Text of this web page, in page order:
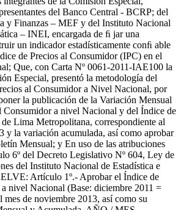
del Banco Central - BCRP; del
y Finanzas – MEF y del Instituto Nacional
– INEI, encargada de ﬁ jar una
un indicador estadísticamente conﬁ able
de Precios al Consumidor (IPC) en el
Que, con Carta Nº 0061-2011-IAE100 la
Especial, presentó la metodología del
al Consumidor a Nivel Nacional, por
la publicación de la Variación Mensual
Consumidor a nivel Nacional y del Índice de
Lima Metropolitana, correspondiente al
y la variación acumulada, así como aprobar
Mensual; y En uso de las atribuciones
6º del Decreto Legislativo Nº 604, Ley de
del Instituto Nacional de Estadística e
Artículo 1º.- Aprobar el Índice de
nivel Nacional (Base: diciembre 2011 =
mes de noviembre 2013, así como su